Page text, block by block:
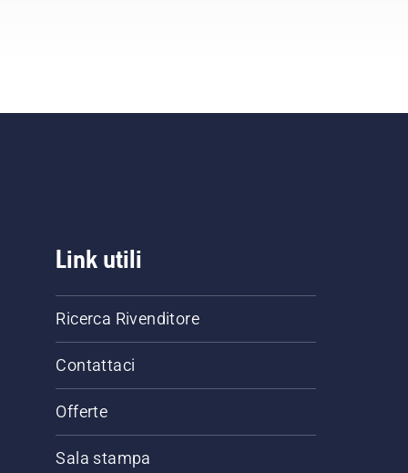
Link utili
Ricerca Rivenditore
Contattaci
Offerte
Sala stampa